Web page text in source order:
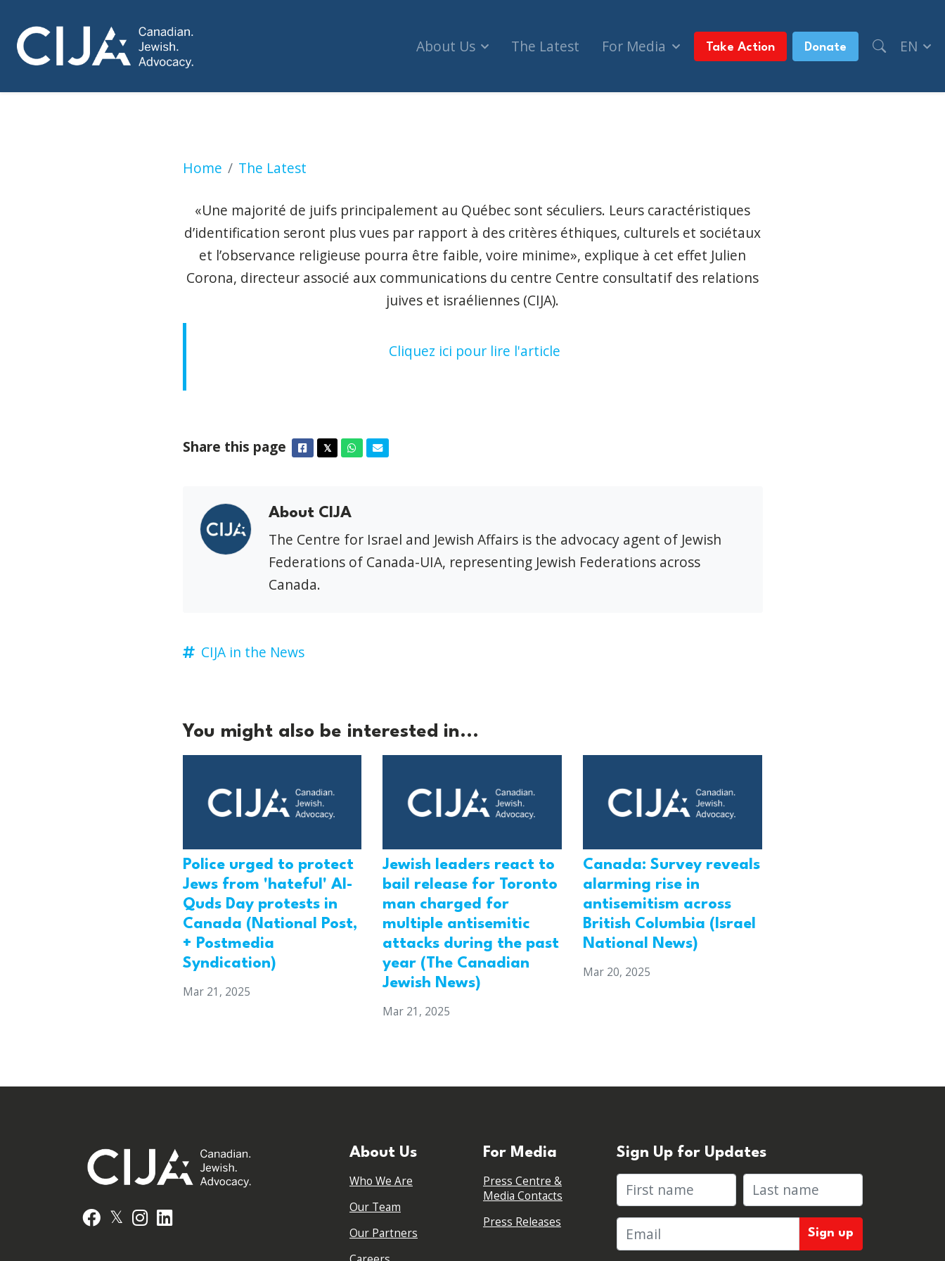
About Us The Latest For Media Take Action Donate EN
Home The Latest
Organisme Kars4kids: où va l'argent exactement? (Noovo Info)
«Une majorité de juifs principalement au Québec sont séculiers. Leurs caractéristiques
d’identification seront plus vues par rapport à des critères éthiques, culturels et sociétaux
et l’observance religieuse pourra être faible, voire minime», explique à cet effet Julien
Corona, directeur associé aux communications du centre Centre consultatif des relations
juives et israéliennes (CIJA).
Cliquez ici pour lire l'article
Share this page Facebook
𝕏TwitterWhatsapp
Email
About CIJA
The Centre for Israel and Jewish Affairs is the advocacy agent of Jewish
Federations of Canada-UIA, representing Jewish Federations across
Canada.
CIJA in the News
You might also be interested in...
Police urged to protect
Jews from 'hateful' Al-
Quds Day protests in
Canada (National Post,
+ Postmedia
Syndication)
Mar 21, 2025
Jewish leaders react to
bail release for Toronto
man charged for
multiple antisemitic
attacks during the past
year (The Canadian
Jewish News)
Mar 21, 2025
Canada: Survey reveals
alarming rise in
antisemitism across
British Columbia (Israel
National News)
Mar 20, 2025
Facebook
𝕏 Instagram
About Us
Who We Are
Our Team
Our Partners
For Media
Press Centre &
Media Contacts
Press Releases
Sign Up for Updates
First name Last name